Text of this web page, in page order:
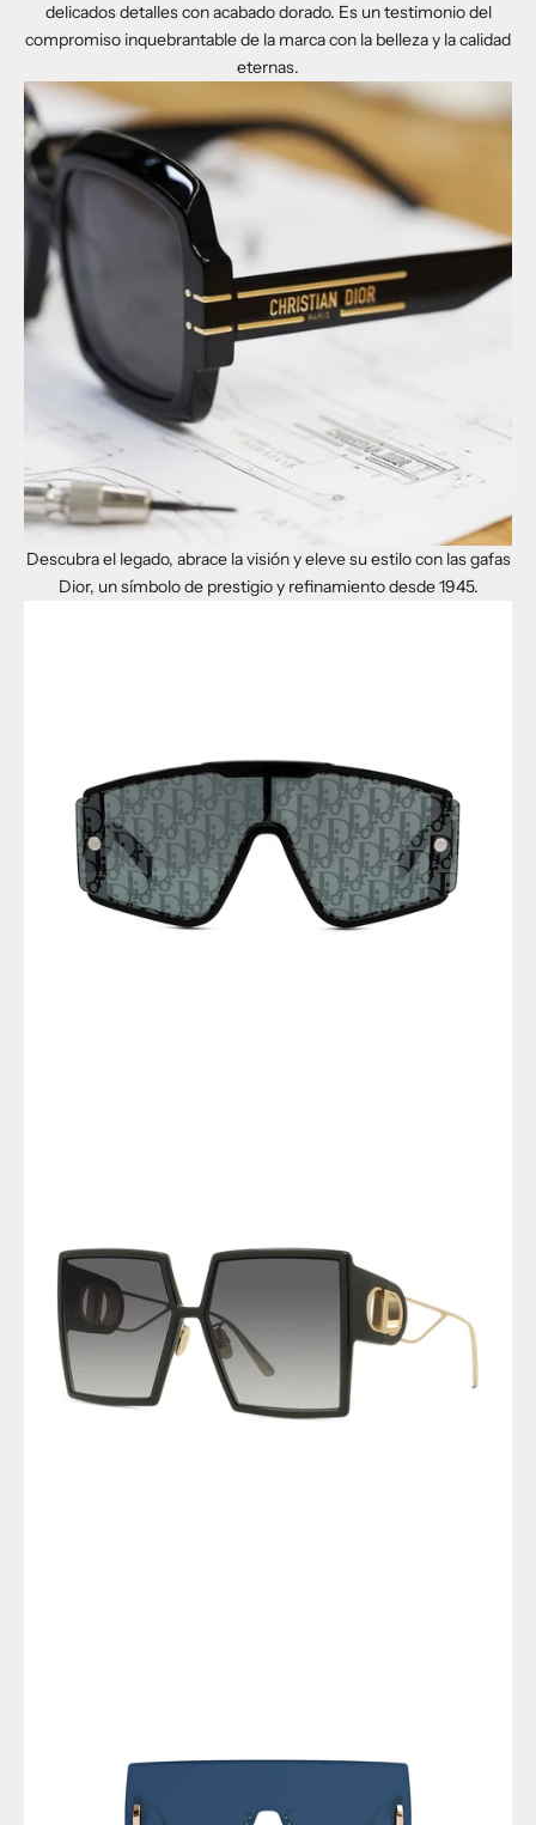
delicados detalles con acabado dorado. Es un testimonio del
compromiso inquebrantable de la marca con la belleza y la calidad
eternas.
Descubra el legado, abrace la visión y eleve su estilo con las gafas
Dior, un símbolo de prestigio y refinamiento desde 1945.